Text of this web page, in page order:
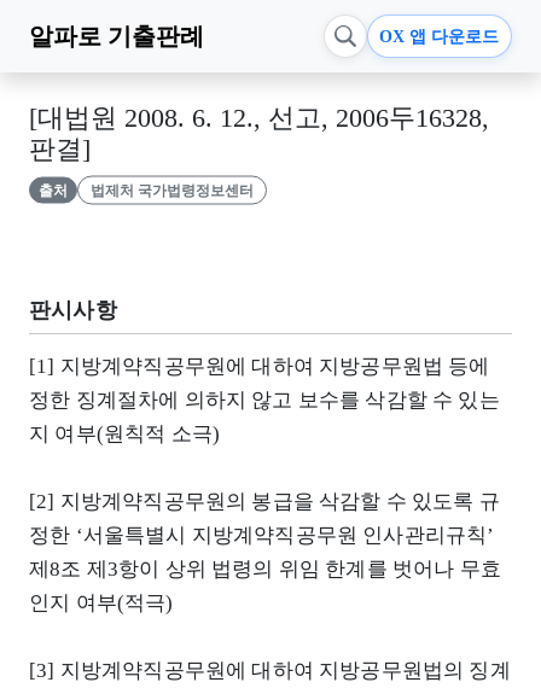
알파로 기출판례 OX 앱 다운로드
[대법원 2008. 6. 12., 선고, 2006두16328,
판결]
출처 법제처 국가법령정보센터
판시사항
[1] 지방계약직공무원에 대하여 지방공무원법 등에
정한 징계절차에 의하지 않고 보수를 삭감할 수 있는
지 여부(원칙적 소극)
[2] 지방계약직공무원의 봉급을 삭감할 수 있도록 규
정한 ‘서울특별시 지방계약직공무원 인사관리규칙’
제8조 제3항이 상위 법령의 위임 한계를 벗어나 무효
인지 여부(적극)
[3] 지방계약직공무원에 대하여 지방공무원법의 징계